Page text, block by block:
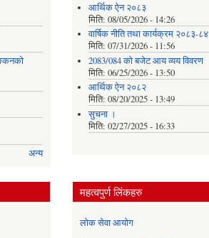
अन्य
आर्थिक ऐन २०८३
मिति:08/05/2026 - 14:26
वार्षिक नीति तथा कार्यक्रम २०८३-८४
मिति:07/31/2026 - 11:56
2083/084 को बजेट आय व्यय विवरण
मिति:06/25/2026 - 13:50
आर्थिक ऐन २०८२
मिति:08/20/2025 - 13:49
सुचना ।
मिति:02/27/2025 - 16:33
महत्वपुर्ण लिंकहरु
लोक सेवा आयोग